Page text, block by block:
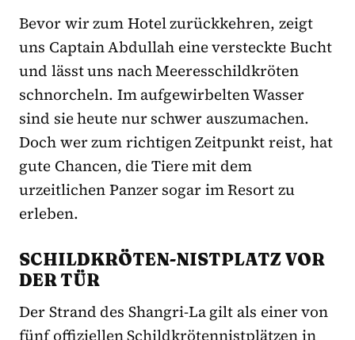
Bevor wir zum Hotel zurückkehren, zeigt
uns Captain Abdullah eine versteckte Bucht
und lässt uns nach Meeresschildkröten
schnorcheln. Im aufgewirbelten Wasser
sind sie heute nur schwer auszumachen.
Doch wer zum richtigen Zeitpunkt reist, hat
gute Chancen, die Tiere mit dem
urzeitlichen Panzer sogar im Resort zu
erleben.
SCHILDKRÖTEN-NISTPLATZ VOR
DER TÜR
Der Strand des Shangri-La gilt als einer von
fünf offiziellen Schildkrötennistplätzen in